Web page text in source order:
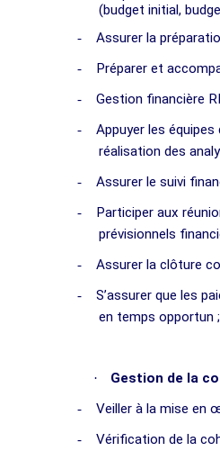
(budget initial,
- Assurer la
- Préparer et
- Gestion financière
-
Appuyer les
réalisation des
- Assurer le suivi
-
Participer aux
prévisionnels
- Assurer la clôture
-
S’assurer que les
en temps opportun ;
· Gestion de la
- Veiller à la mise en
-
Vérification de la